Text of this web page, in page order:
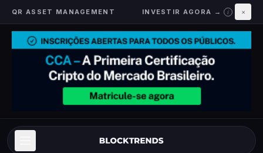
QR ASSET MANAGEMENT INVESTIR AGORA → i ×